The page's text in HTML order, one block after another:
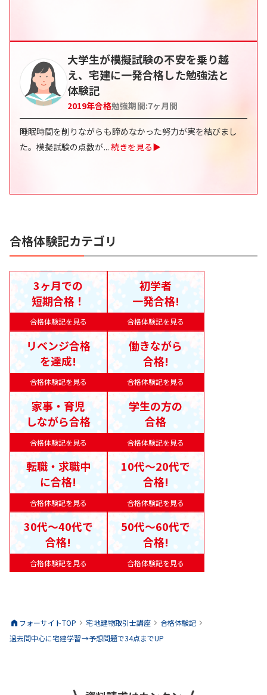
大学生が模擬試験の不安を乗り越
え、宅建に一発合格した勉強法と
体験記
2019年合格勉強期間:7ヶ月間
睡眠時間を削りながらも諦めなかった努力が実を結びまし
た。模擬試験の点数が... 続きを見る▶
合格体験記カテゴリ
合格体験記を見る
3ヶ月での
短期合格！
合格体験記を見る
初学者
一発合格!
合格体験記を見る
リベンジ合格
を達成!
合格体験記を見る
働きながら
合格!
合格体験記を見る
家事・育児
しながら合格
合格体験記を見る
学生の方の
合格
合格体験記を見る
転職・求職中
に合格!
合格体験記を見る
10代〜20代で
合格!
合格体験記を見る
30代〜40代で
合格!
合格体験記を見る
50代〜60代で
合格!
フォーサイトTOP 宅地建物取引士講座
合格体験記
過去問中心に宅建学習→予想問題で34点までUP